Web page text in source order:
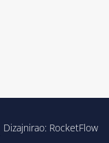
Dizajnirao: RocketFlow